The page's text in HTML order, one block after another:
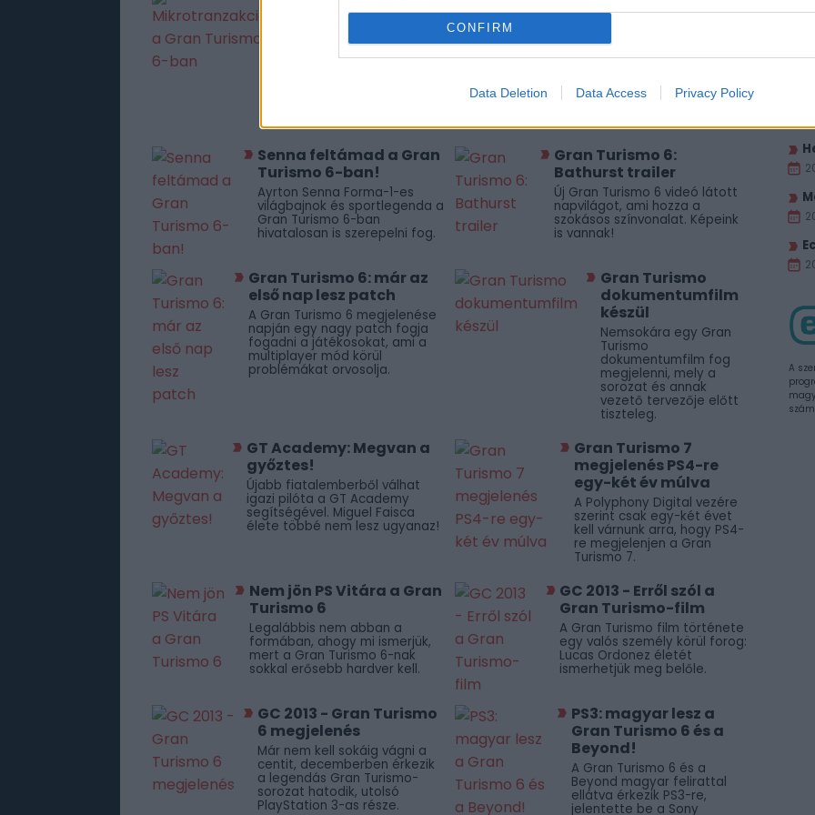
CONFIRM
Data Deletion Data Access Privacy Policy
Gran Turismo 6-
autó, 100 pálya, 2 új
trailer is a decemberben
Senna feltámad a Gran
Turismo 6-ban!
Ayrton Senna Forma-1-es
világbajnok és sportlegenda a
Gran Turismo 6-ban
hivatalosan is szerepelni fog.
Gran Turismo 6:
Bathurst trailer
Új Gran Turismo 6 videó látott
napvilágot, ami hozza a
szokásos színvonalat. Képeink
is vannak!
Gran Turismo 6: már az
első nap lesz patch
A Gran Turismo 6 megjelenése
napján egy nagy patch fogja
fogadni a játékosokat, ami a
multiplayer mód körül
problémákat orvosolja.
Gran Turismo
dokumentumfilm
készül
Nemsokára egy Gran
Turismo
dokumentumfilm fog
megjelenni, mely a
sorozat és annak
vezető tervezője előtt
tiszteleg.
GT Academy: Megvan a
győztes!
Újabb fiatalemberből válhat
igazi pilóta a GT Academy
segítségével. Miguel Faisca
élete többé nem lesz ugyanaz!
Gran Turismo 7
megjelenés PS4-re
egy-két év múlva
A Polyphony Digital vezére
szerint csak egy-két évet
kell várnunk arra, hogy PS4-
re megjelenjen a Gran
Turismo 7.
Nem jön PS Vitára a Gran
Turismo 6
Legalábbis nem abban a
formában, ahogy mi ismerjük,
mert a Gran Turismo 6-nak
sokkal erősebb hardver kell.
GC 2013 - Erről szól a
Gran Turismo-film
A Gran Turismo film története
egy valós személy körül forog:
Lucas Ordonez életét
ismerhetjük meg belőle.
GC 2013 - Gran Turismo
6 megjelenés
Már nem kell sokáig vágni a
centit, decemberben érkezik
a legendás Gran Turismo-
sorozat hatodik, utolsó
PlayStation 3-as része.
PS3: magyar lesz a
Gran Turismo 6 és a
Beyond!
A Gran Turismo 6 és a
Beyond magyar felirattal
ellátva érkezik PS3-re,
jelentette be a Sony
A